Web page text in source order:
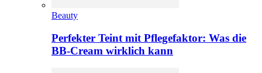
Beauty
Perfekter Teint mit Pflegefaktor: Was die
BB-Cream wirklich kann